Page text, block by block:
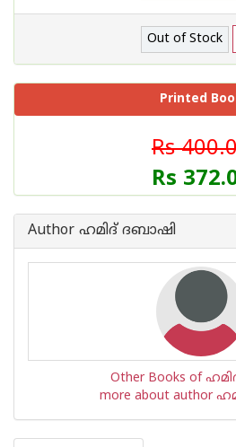
Out of Stock
Printed
Rs
Rs
Author ഹമിദ് ദബാഷി
Other Books of
more about author